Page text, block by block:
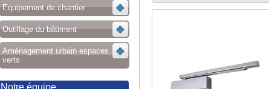
Equipement de chantier
Outillage du bâtiment
Aménagement urbain espaces
verts
Notre équipe